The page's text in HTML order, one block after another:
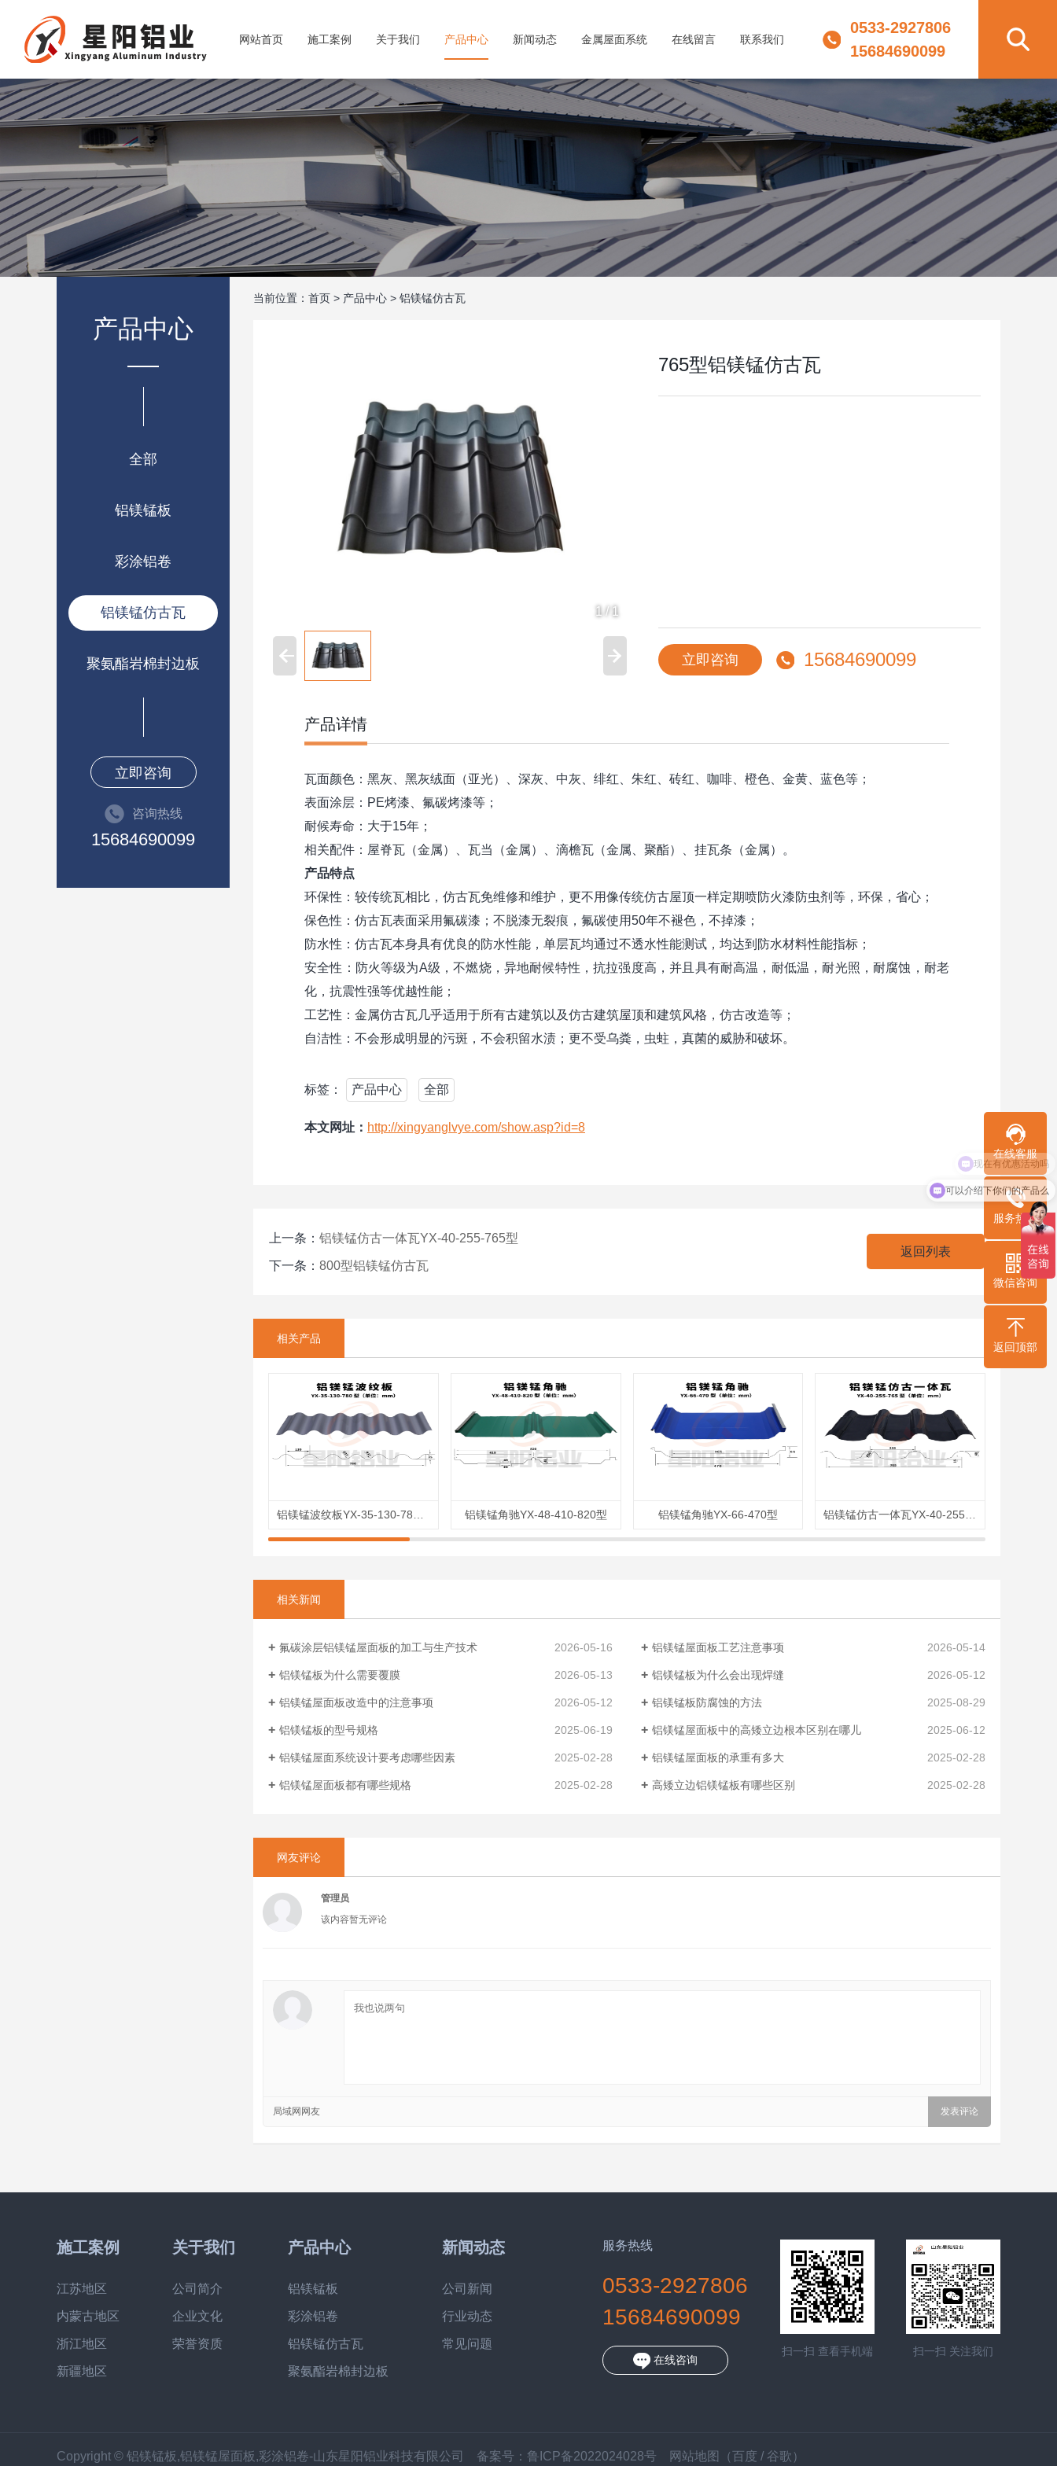
网站首页 施工案例 关于我们 产品中心 新闻动态 金属屋面系统 在线留言 联系我们
0533-2927806
15684690099
产品中心
全部
铝镁锰板
彩涂铝卷
铝镁锰仿古瓦
聚氨酯岩棉封边板
立即咨询
咨询热线
15684690099
当前位置： 首页 > 产品中心 > 铝镁锰仿古瓦
1 / 1
765型铝镁锰仿古瓦
立即咨询 15684690099
产品详情
瓦面颜色：黑灰、黑灰绒面（亚光）、深灰、中灰、绯红、朱红、砖红、咖啡、橙色、金黄、蓝色等；
表面涂层：PE烤漆、氟碳烤漆等；
耐候寿命：大于15年；
相关配件：屋脊瓦（金属）、瓦当（金属）、滴檐瓦（金属、聚酯）、挂瓦条（金属）。
产品特点
环保性：较传统瓦相比，仿古瓦免维修和维护，更不用像传统仿古屋顶一样定期喷防火漆防虫剂等，环保，省心；
保色性：仿古瓦表面采用氟碳漆；不脱漆无裂痕，氟碳使用50年不褪色，不掉漆；
防水性：仿古瓦本身具有优良的防水性能，单层瓦均通过不透水性能测试，均达到防水材料性能指标；
安全性：防火等级为A级，不燃烧，异地耐候特性，抗拉强度高，并且具有耐高温，耐低温，耐光照，耐腐蚀，耐老
化，抗震性强等优越性能；
工艺性：金属仿古瓦几乎适用于所有古建筑以及仿古建筑屋顶和建筑风格，仿古改造等；
自洁性：不会形成明显的污斑，不会积留水渍；更不受乌粪，虫蛀，真菌的威胁和破坏。
标签： 产品中心 全部
本文网址： http://xingyanglvye.com/show.asp?id=8
上一条： 铝镁锰仿古一体瓦YX-40-255-765型
下一条： 800型铝镁锰仿古瓦
返回列表
相关产品
铝镁锰波纹板YX-35-130-780型 铝镁锰角驰YX-48-410-820型 铝镁锰角驰YX-66-470型 铝镁锰仿古一体瓦YX-40-255-765型
相关新闻
氟碳涂层铝镁锰屋面板的加工与生产技术 2026-05-16 铝镁锰屋面板工艺注意事项 2026-05-14
铝镁锰板为什么需要覆膜 2026-05-13 铝镁锰板为什么会出现焊缝 2026-05-12
铝镁锰屋面板改造中的注意事项 2026-05-12 铝镁锰板防腐蚀的方法 2025-08-29
铝镁锰板的型号规格 2025-06-19 铝镁锰屋面板中的高矮立边根本区别在哪儿 2025-06-12
铝镁锰屋面系统设计要考虑哪些因素 2025-02-28 铝镁锰屋面板的承重有多大 2025-02-28
铝镁锰屋面板都有哪些规格 2025-02-28 高矮立边铝镁锰板有哪些区别 2025-02-28
网友评论
管理员
该内容暂无评论
局域网网友
施工案例
江苏地区
内蒙古地区
浙江地区
新疆地区
关于我们
公司简介
企业文化
荣誉资质
产品中心
铝镁锰板
彩涂铝卷
铝镁锰仿古瓦
聚氨酯岩棉封边板
新闻动态
公司新闻
行业动态
常见问题
扫一扫 关注我们
扫一扫 查看手机端
服务热线
0533-2927806
15684690099
在线咨询
Copyright © 铝镁锰板,铝镁锰屋面板,彩涂铝卷-山东星阳铝业科技有限公司 备案号： 鲁ICP备2022024028号 网站地图 （百度 / 谷歌 ）
在线客服
服务热线
微信咨询
返回顶部
可以介绍下你们的产品么